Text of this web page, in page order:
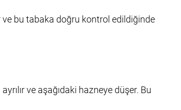
bu tabaka doğru kontrol edildiğinde
ve aşağıdaki hazneye düşer. Bu